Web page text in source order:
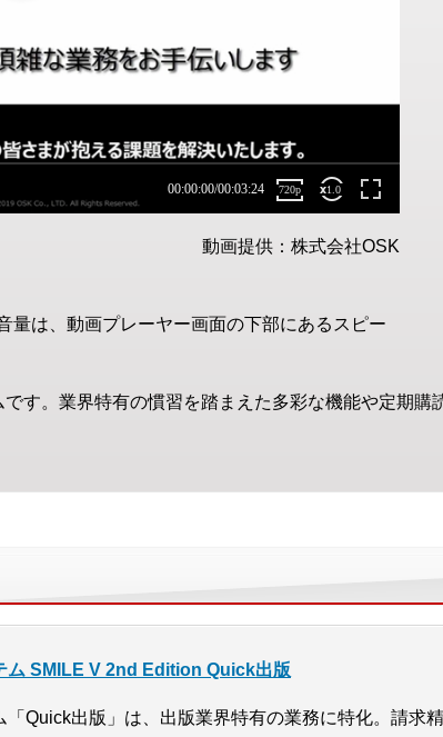
動画提供：株式会社OSK
量は、動画プレーヤー画面の下部にあるスピー
す。業界特有の慣習を踏まえた多彩な機能や定期購
ム SMILE V 2nd Edition Quick出版
「Quick出版」は、出版業界特有の業務に特化。請求